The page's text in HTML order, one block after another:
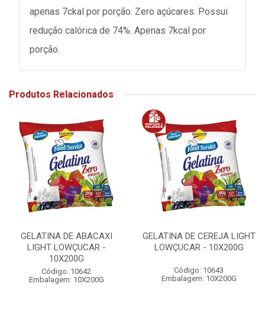
apenas 7ckal por porção. Zero açúcares. Possui
redução calórica de 74%. Apenas 7kcal por
porção.
Produtos Relacionados
GELATINA DE ABACAXI
LIGHT LOWÇUCAR -
10X200G
Código: 10642
Embalagem: 10X200G
GELATINA DE CEREJA LIGHT
LOWÇUCAR - 10X200G
Código: 10643
Embalagem: 10X200G